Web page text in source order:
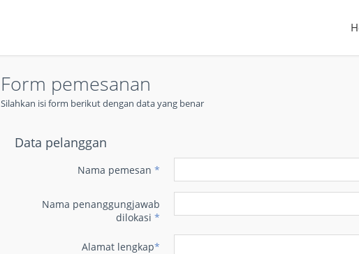
Form pemesanan
Silahkan isi form berikut dengan data yang benar
Data pelanggan
Nama pemesan*
Nama penanggungjawab
dilokasi*
Alamat lengkap*